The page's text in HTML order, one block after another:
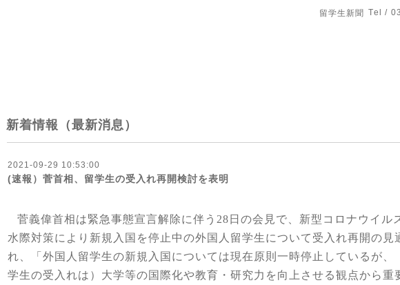
留学生新聞 Tel /
新着情報（最新消息）
2021-09-29 10:53:00
(速報）菅首相、留学生の受入れ再開検討を表明
菅義偉首相は緊急事態宣言解除に伴う 28 日の会見で、新型コロナウイル
水際対策により新規入国を停止中の外国人留学生について受入れ再開の見
れ、「外国人留学生の新規入国については現在原則一時停止しているが、
学生の受入れは）大学等の国際化や教育・研究力を向上させる観点から重